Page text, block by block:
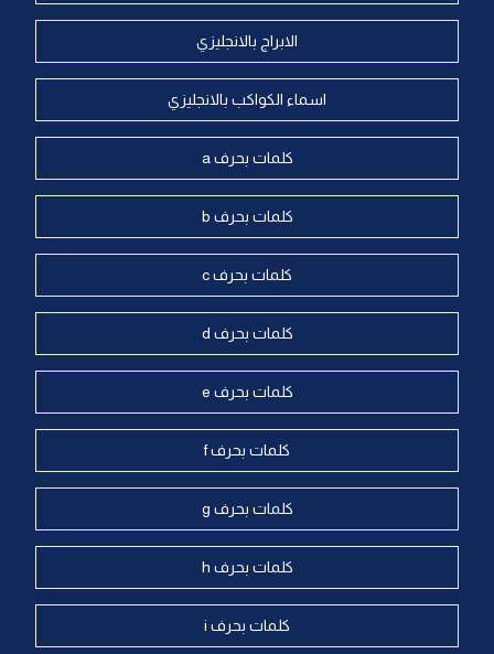
الابراج بالانجليزي
اسماء الكواكب بالانجليزي
كلمات بحرف a
كلمات بحرف b
كلمات بحرف c
كلمات بحرف d
كلمات بحرف e
كلمات بحرف f
كلمات بحرف g
كلمات بحرف h
كلمات بحرف i